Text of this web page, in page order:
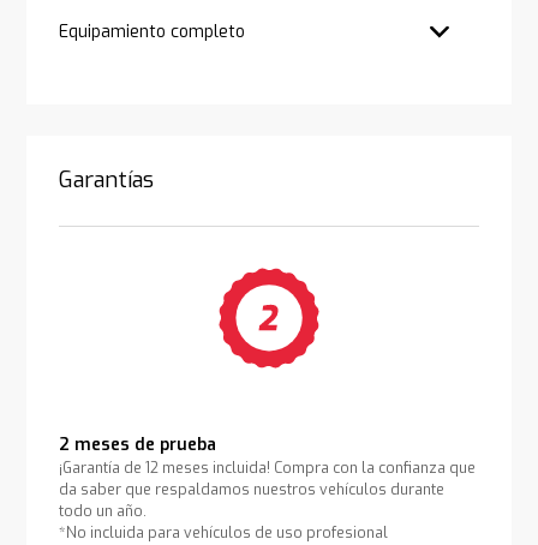
Equipamiento completo
Garantías
2 meses de prueba
¡Garantía de 12 meses incluida! Compra con la confianza que
da saber que respaldamos nuestros vehículos durante
todo un año.
*No incluida para vehículos de uso profesional